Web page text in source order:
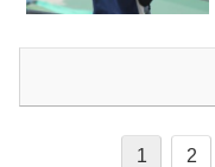
1 2